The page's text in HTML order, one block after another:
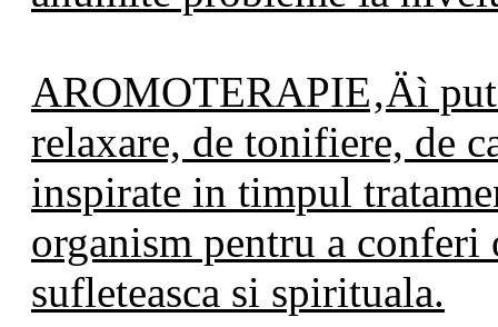
AROMOTERAPIE‚Äì
relaxare, de tonifiere, de
inspirate in timpul
organism pentru a conferi
sufleteasca si spirituala.